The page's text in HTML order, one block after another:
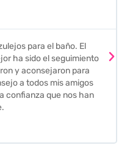
para el baño. El
ha sido el seguimiento
y aconsejaron para
a todos mis amigos
confianza que nos han